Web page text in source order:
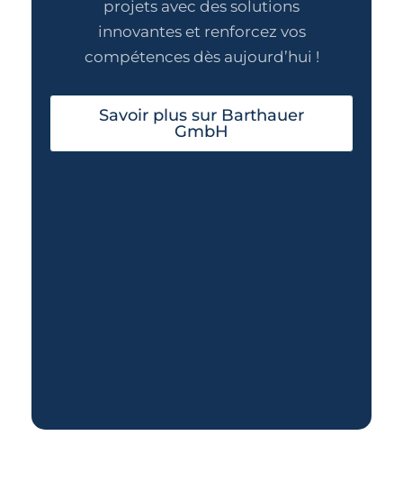
projets avec des solutions
innovantes et renforcez vos
compétences dès aujourd’hui !
Savoir plus sur Barthauer
GmbH